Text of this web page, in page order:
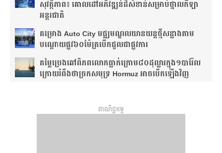
សុវត្ថិភាព៖ គោលដៅអភិវឌ្ឍន៍ដ៏សំខាន់សម្រាប់ថ្នាលកីឡា
អន្តរជាតិ
គម្រោង Auto City មជ្ឈមណ្ឌលយានយន្តថ្មីសន្លាង​តាម
បណ្តោយផ្លូវ​​៦០ម៉ែត្រ​បើកជួលជាផ្លូវការ
តម្លៃប្រេងឆៅពិភពលោកធ្លាក់ក្រោម៨០ដុល្លារក្នុង១បារ៉ែល
ក្រោយរំពឹងថា​ច្រកសមុទ្រ Hormuz អាចបើកឡើងវិញ
ពាណិជ្ជកម្ម